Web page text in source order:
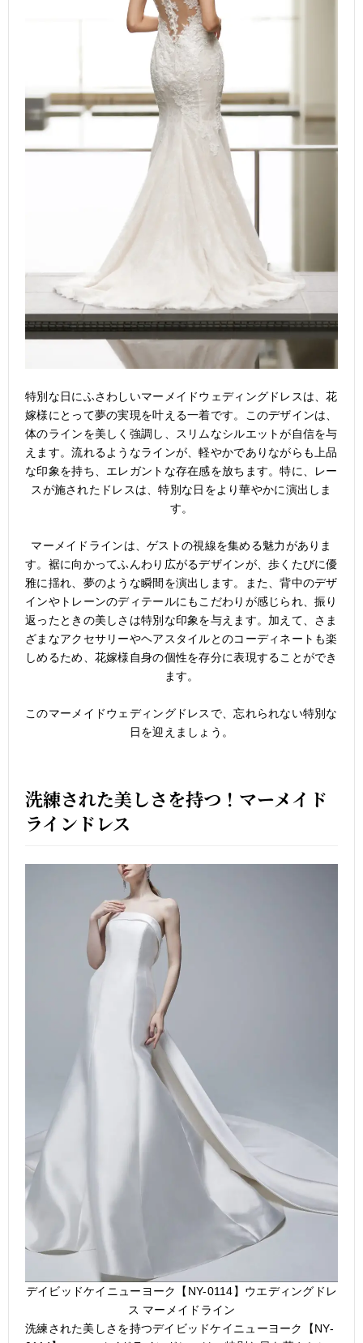
特別な日にふさわしいマーメイドウェディングドレスは、花
嫁様にとって夢の実現を叶える一着です。このデザインは、
体のラインを美しく強調し、スリムなシルエットが自信を与
えます。流れるようなラインが、軽やかでありながらも上品
な印象を持ち、エレガントな存在感を放ちます。特に、レー
スが施されたドレスは、特別な日をより華やかに演出しま
す。
マーメイドラインは、ゲストの視線を集める魅力がありま
す。裾に向かってふんわり広がるデザインが、歩くたびに優
雅に揺れ、夢のような瞬間を演出します。また、背中のデザ
インやトレーンのディテールにもこだわりが感じられ、振り
返ったときの美しさは特別な印象を与えます。加えて、さま
ざまなアクセサリーやヘアスタイルとのコーディネートも楽
しめるため、花嫁様自身の個性を存分に表現することができ
ます。
このマーメイドウェディングドレスで、忘れられない特別な
日を迎えましょう。
洗練された美しさを持つ！マーメイド
ラインドレス
デイビッドケイニューヨーク【NY-0114】ウエディングドレ
ス マーメイドライン
洗練された美しさを持つデイビッドケイニューヨーク【NY-